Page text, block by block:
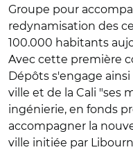
Groupe pour
redynamisation des
100.000 habitants
Avec cette première
Dépôts s'engage
ville et de la Cali "ses
ingénierie, en fonds
accompagner la
ville initiée par